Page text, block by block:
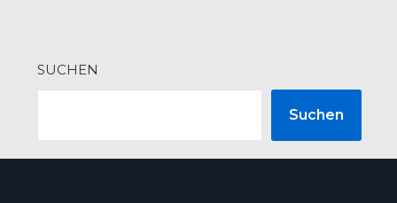
SUCHEN
Suchen